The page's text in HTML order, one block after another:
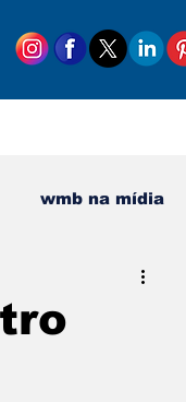
wmb na mídia